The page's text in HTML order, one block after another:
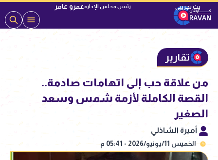
رئيس مجلس الإدارةعمرو عامر
تقارير
من علاقة حب إلى اتهامات صادمة..
القصة الكاملة لأزمة شمس وسعد
الصغير
أميرة الشاذلي
الخميس 11/يونيو/2026 - 05:41 م